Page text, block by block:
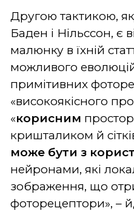
Другою тактикою,
Баден і Нільссон, є
малюнку в їхній
можливого
примітивних
«високоякісного
«корисним
кришталиком й
може бути з
нейронами, які
зображення, що
фоторецептори», –